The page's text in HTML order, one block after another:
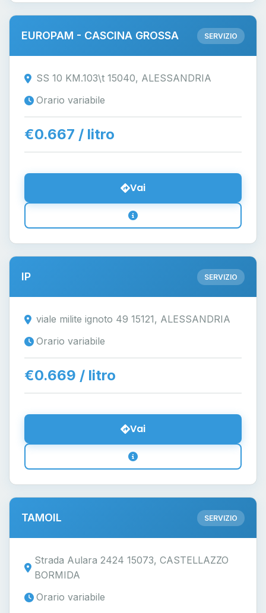
EUROPAM - CASCINA GROSSA SERVIZIO
SS 10 KM.103\t 15040, ALESSANDRIA
Orario variabile
€0.667 / litro
Vai
IP SERVIZIO
viale milite ignoto 49 15121, ALESSANDRIA
Orario variabile
€0.669 / litro
Vai
TAMOIL SERVIZIO
Strada Aulara 2424 15073, CASTELLAZZO
BORMIDA
Orario variabile